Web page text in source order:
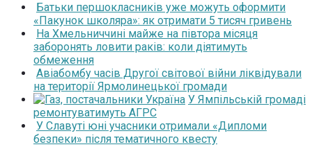
Батьки першокласників уже можуть оформити
«Пакунок школяра»: як отримати 5 тисяч гривень
На Хмельниччині майже на півтора місяця
заборонять ловити раків: коли діятимуть
обмеження
Авіабомбу часів Другої світової війни ліквідували
на території Ярмолинецької громади
У Ямпільській громаді
ремонтуватимуть АГРС
У Славуті юні учасники отримали «Дипломи
безпеки» після тематичного квесту